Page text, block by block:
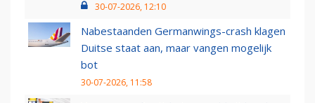
30-07-2026, 12:10
Nabestaanden Germanwings-crash klagen
Duitse staat aan, maar vangen mogelijk
bot
30-07-2026, 11:58